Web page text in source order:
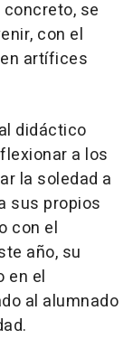
se
con el
artífices
didáctico
a los
la soledad a
sus propios
con el
año, su
en el
al alumnado